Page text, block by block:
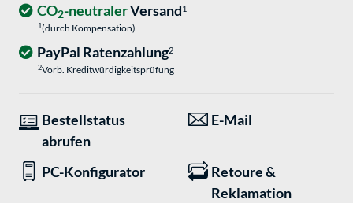
CO2-neutralerVersand1
1(durch Kompensation)
PayPal Ratenzahlung2
2Vorb. Kreditwürdigkeitsprüfung
Bestellstatus
abrufen
E-Mail
PC-Konfigurator
Retoure &
Reklamation